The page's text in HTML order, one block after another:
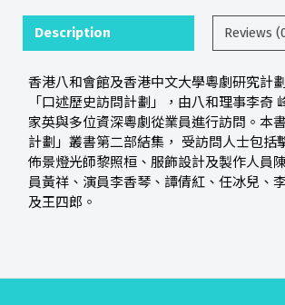
Description Reviews
香港八和會館及香港中文大學粵劇研究計
「口述歷史訪問計劃」，由八和理事李奇
家英與多位資深粵劇從業員進行訪問。本
計劃」叢書第二部結集， 受訪問人士包括
佈景燈光師黎照桓、服飾設計及製作人員
員黃祥、演員李香琴、譚倩紅、任冰兒、
及王四郎。